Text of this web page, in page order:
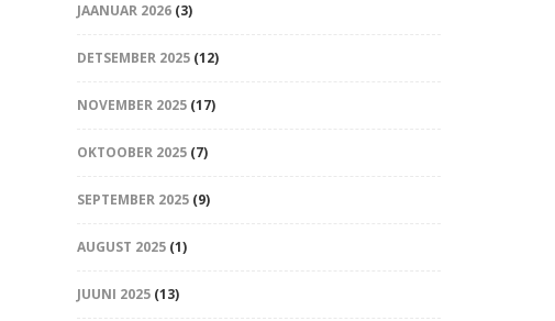
JAANUAR 2026(3)
DETSEMBER 2025(12)
NOVEMBER 2025(17)
OKTOOBER 2025(7)
SEPTEMBER 2025(9)
AUGUST 2025(1)
JUUNI 2025(13)